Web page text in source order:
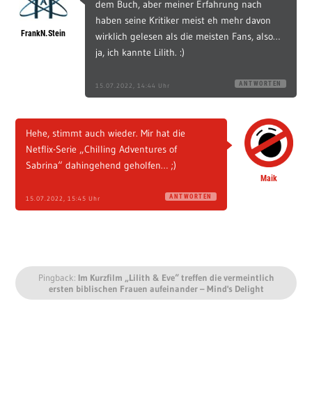
FrankN.Stein
dem Buch, aber meiner Erfahrung nach
haben seine Kritiker meist eh mehr davon
wirklich gelesen als die meisten Fans, also…
ja, ich kannte Lilith. :)
15.07.2022, 14:44 Uhr ANTWORTEN
Maik
Hehe, stimmt auch wieder. Mir hat die
Netflix-Serie „Chilling Adventures of
Sabrina“ dahingehend geholfen… ;)
15.07.2022, 15:45 Uhr ANTWORTEN
Pingback: Im Kurzfilm „Lilith & Eve“ treffen die vermeintlich
ersten biblischen Frauen aufeinander – Mind's Delight